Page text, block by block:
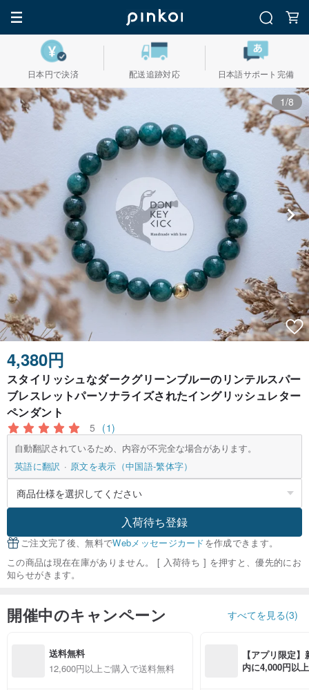
日本円で決済 配送追跡対応 日本語サポート完備
1/8
4,380円
スタイリッシュなダークグリーンブルーのリンテルスパー
ブレスレットパーソナライズされたイングリッシュレター
ペンダント
5 (1)
自動翻訳されているため、内容が不完全な場合があります。
英語に翻訳
原文を表示（中国語-繁体字）
入荷待ち登録
ご注文完了後、無料でWebメッセージカードを作成できます。
この商品は現在在庫がありません。 [ 入荷待ち ] を押すと、優先的にお
知らせがきます。
開催中のキャンペーン すべてを見る(3)
送料無料
12,600円以上ご購入で送料無料
【アプリ限定
内に4,000円以